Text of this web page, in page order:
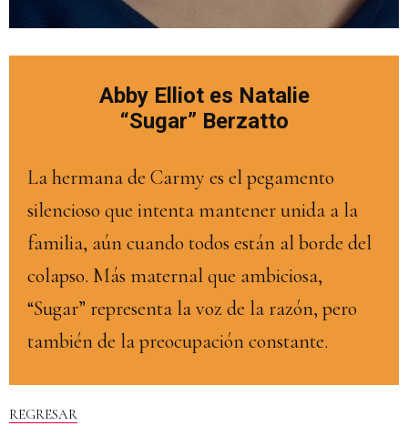
Abby Elliot es Natalie
“Sugar” Berzatto
La hermana de Carmy es el pegamento
silencioso que intenta mantener unida a la
familia, aún cuando todos están al borde del
colapso. Más maternal que ambiciosa,
“Sugar” representa la voz de la razón, pero
también de la preocupación constante.
REGRESAR